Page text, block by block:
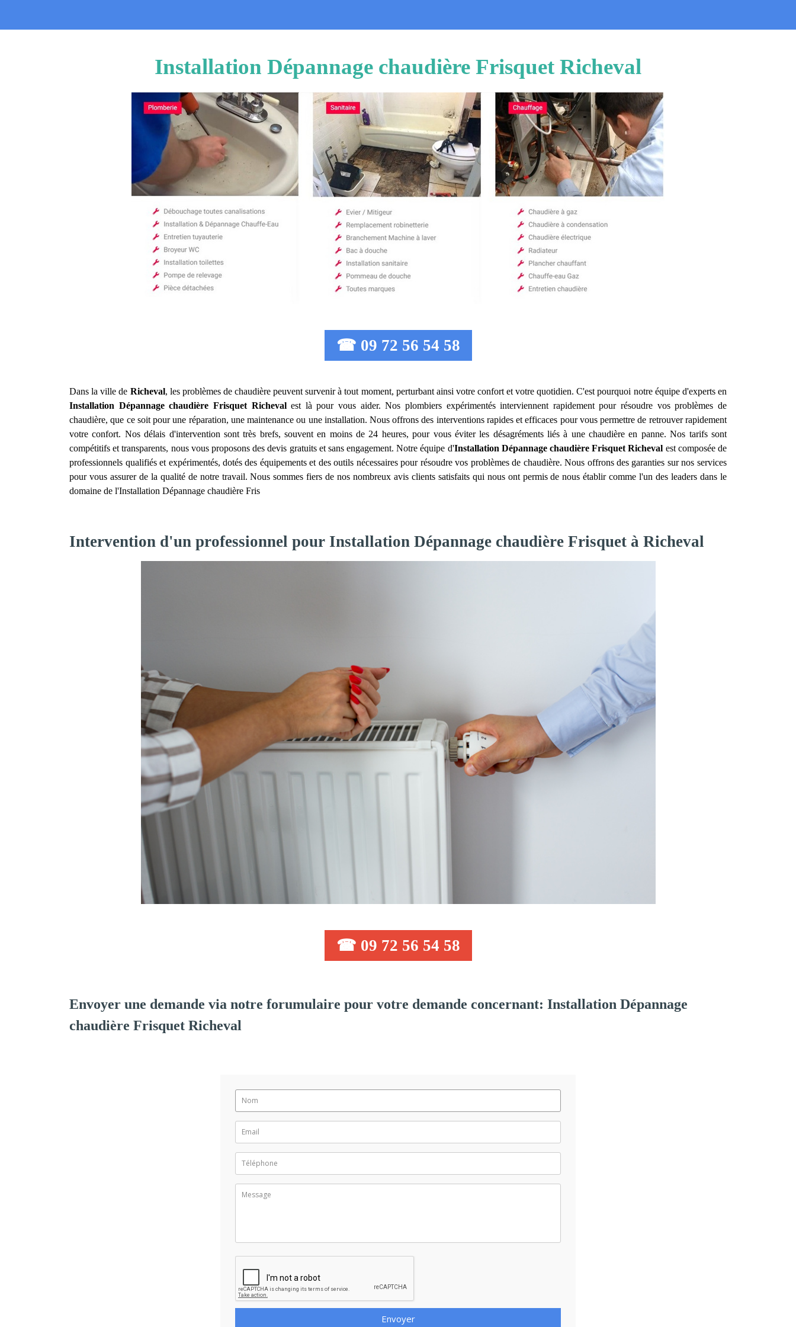
Installation Dépannage chaudière Frisquet Richeval
☎ 09 72 56 54 58
Dans la ville de Richeval, les problèmes de chaudière peuvent survenir à tout moment, perturbant ainsi votre confort et votre quotidien. C'est pourquoi notre équipe d'experts en
Installation Dépannage chaudière Frisquet Richevalest là pour vous aider. Nos plombiers expérimentés interviennent rapidement pour résoudre vos problèmes de
chaudière, que ce soit pour une réparation, une maintenance ou une installation. Nous offrons des interventions rapides et efficaces pour vous permettre de retrouver rapidement
votre confort. Nos délais d'intervention sont très brefs, souvent en moins de 24 heures, pour vous éviter les désagréments liés à une chaudière en panne. Nos tarifs sont
compétitifs et transparents, nous vous proposons des devis gratuits et sans engagement. Notre équipe d'Installation Dépannage chaudière Frisquet Richeval est composée de
professionnels qualifiés et expérimentés, dotés des équipements et des outils nécessaires pour résoudre vos problèmes de chaudière. Nous offrons des garanties sur nos services
pour vous assurer de la qualité de notre travail. Nous sommes fiers de nos nombreux avis clients satisfaits qui nous ont permis de nous établir comme l'un des leaders dans le
domaine de l'Installation Dépannage chaudière Fris
Intervention d'un professionnel pour Installation Dépannage chaudière Frisquet à Richeval
☎ 09 72 56 54 58
Envoyer une demande via notre forumulaire pour votre demande concernant: Installation Dépannage
chaudière Frisquet Richeval
Envoyer